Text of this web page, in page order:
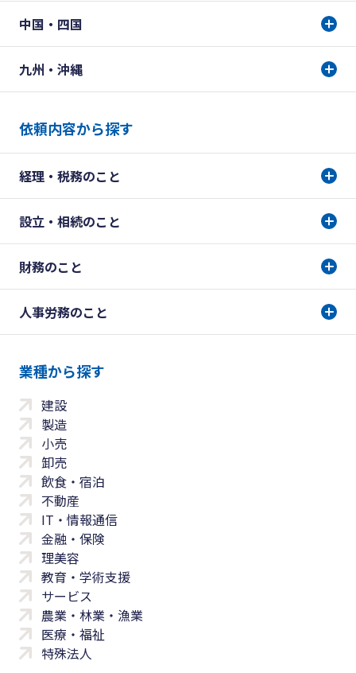
中国・四国
九州・沖縄
依頼内容から探す
経理・税務のこと
設立・相続のこと
財務のこと
人事労務のこと
業種から探す
建設
製造
小売
卸売
飲食・宿泊
不動産
IT・情報通信
金融・保険
理美容
教育・学術支援
サービス
農業・林業・漁業
医療・福祉
特殊法人